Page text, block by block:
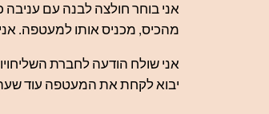
אני בוחר חולצה לבנה עם
מהכיס, מכניס אותו למעטפה.
אני שולח הודעה לחברת
יבוא לקחת את המעטפה עוד